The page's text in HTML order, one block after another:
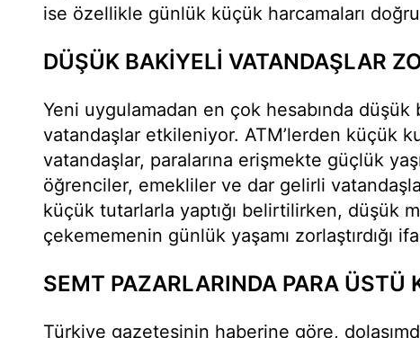
ise özellikle günlük küçük harcamaları
DÜŞÜK BAKİYELİ VATANDAŞLAR
Yeni uygulamadan en çok hesabında düşük
vatandaşlar etkileniyor. ATM’lerden küçük
vatandaşlar, paralarına erişmekte güçlük
öğrenciler, emekliler ve dar gelirli
küçük tutarlarla yaptığı belirtilirken, düşük
çekememenin günlük yaşamı zorlaştırdığı
SEMT PAZARLARINDA PARA ÜSTÜ
Türkiye gazetesinin haberine göre,